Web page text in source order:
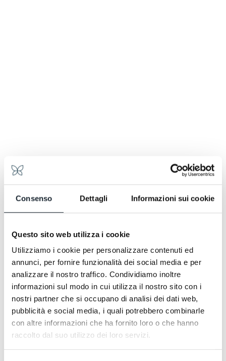
Consenso Dettagli Informazioni sui cookie
Questo sito web utilizza i cookie
Utilizziamo i cookie per personalizzare contenuti ed
annunci, per fornire funzionalità dei social media e per
analizzare il nostro traffico. Condividiamo inoltre
informazioni sul modo in cui utilizza il nostro sito con i
nostri partner che si occupano di analisi dei dati web,
pubblicità e social media, i quali potrebbero combinarle
con altre informazioni che ha fornito loro o che hanno
raccolto dal suo utilizzo dei loro servizi.
Standard Room
Standard Room
Minimal avvolgente